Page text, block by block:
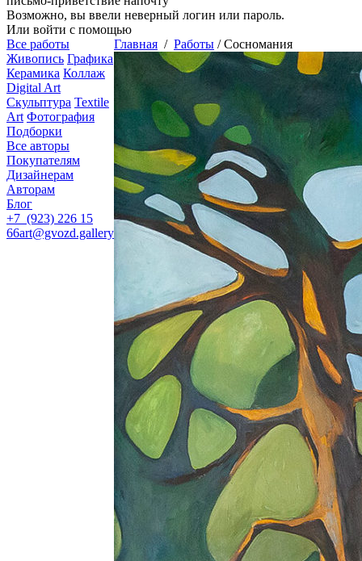
Возможно, вы ввели неверный логин или пароль.
Или войти с помощью
Все работы
Живопись Графика
Керамика Коллаж
Digital Art
Скульптура Textile
Art Фотография
Подборки
Все авторы
Покупателям
Дизайнерам
Авторам
Блог
+7 (923) 226 15
66art@gvozd.gallery
Главная / Работы / Сосномания